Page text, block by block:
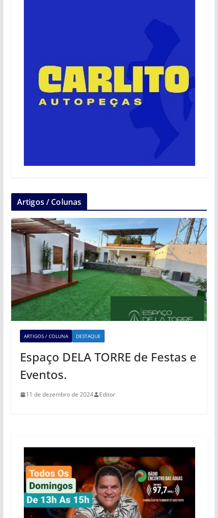
Artigos / Colunas
ARTIGOS / COLUNA DESTAQUE
Espaço DELA TORRE de Festas e
Eventos.
11 de dezembro de 2024 Editor